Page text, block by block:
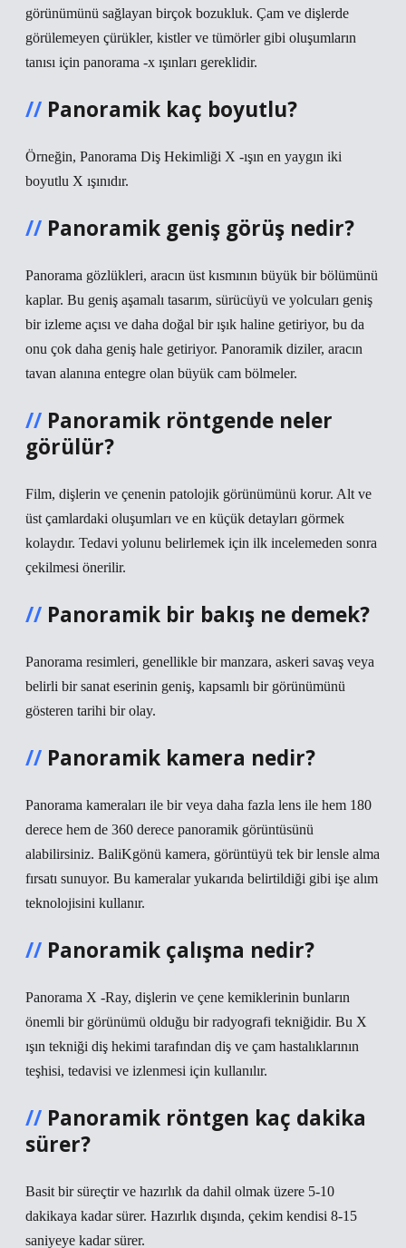
görünümünü sağlayan birçok bozukluk. Çam ve dişlerde
görülemeyen çürükler, kistler ve tümörler gibi oluşumların
tanısı için panorama -x ışınları gereklidir.
Panoramik kaç boyutlu?
Örneğin, Panorama Diş Hekimliği X -ışın en yaygın iki
boyutlu X ışınıdır.
Panoramik geniş görüş nedir?
Panorama gözlükleri, aracın üst kısmının büyük bir bölümünü
kaplar. Bu geniş aşamalı tasarım, sürücüyü ve yolcuları geniş
bir izleme açısı ve daha doğal bir ışık haline getiriyor, bu da
onu çok daha geniş hale getiriyor. Panoramik diziler, aracın
tavan alanına entegre olan büyük cam bölmeler.
Panoramik röntgende neler
görülür?
Film, dişlerin ve çenenin patolojik görünümünü korur. Alt ve
üst çamlardaki oluşumları ve en küçük detayları görmek
kolaydır. Tedavi yolunu belirlemek için ilk incelemeden sonra
çekilmesi önerilir.
Panoramik bir bakış ne demek?
Panorama resimleri, genellikle bir manzara, askeri savaş veya
belirli bir sanat eserinin geniş, kapsamlı bir görünümünü
gösteren tarihi bir olay.
Panoramik kamera nedir?
Panorama kameraları ile bir veya daha fazla lens ile hem 180
derece hem de 360 ​​derece panoramik görüntüsünü
alabilirsiniz. BaliKgönü kamera, görüntüyü tek bir lensle alma
fırsatı sunuyor. Bu kameralar yukarıda belirtildiği gibi işe alım
teknolojisini kullanır.
Panoramik çalışma nedir?
Panorama X -Ray, dişlerin ve çene kemiklerinin bunların
önemli bir görünümü olduğu bir radyografi tekniğidir. Bu X
ışın tekniği diş hekimi tarafından diş ve çam hastalıklarının
teşhisi, tedavisi ve izlenmesi için kullanılır.
Panoramik röntgen kaç dakika
sürer?
Basit bir süreçtir ve hazırlık da dahil olmak üzere 5-10
dakikaya kadar sürer. Hazırlık dışında, çekim kendisi 8-15
saniyeye kadar sürer.